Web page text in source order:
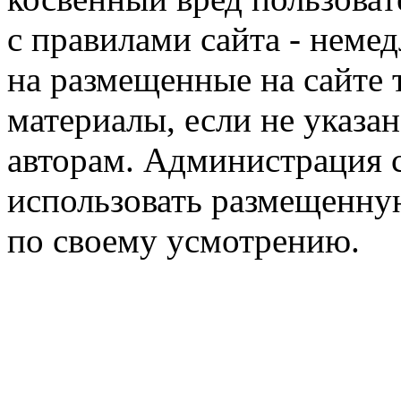
с правилами сайта -
на размещенные на сайте
материалы, если не
авторам. Администрация
использовать
по своему усмотрению.